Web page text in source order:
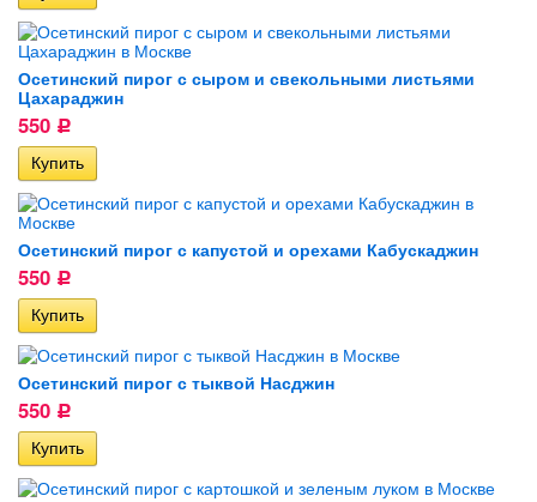
Осетинский пирог с сыром и свекольными листьями
Цахараджин
550 Р
Осетинский пирог с капустой и орехами Кабускаджин
550 Р
Осетинский пирог с тыквой Насджин
550 Р